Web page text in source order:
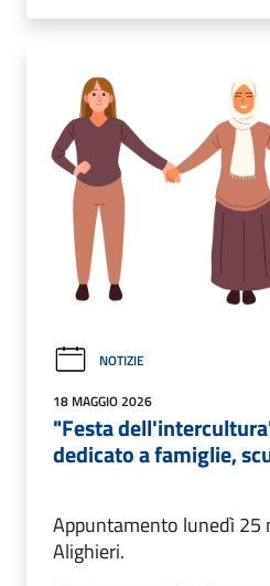
NOTIZIE
18 MAGGIO 2026
"Festa
dedicato a famiglie,
Appuntamento lunedì 25
Alighieri.